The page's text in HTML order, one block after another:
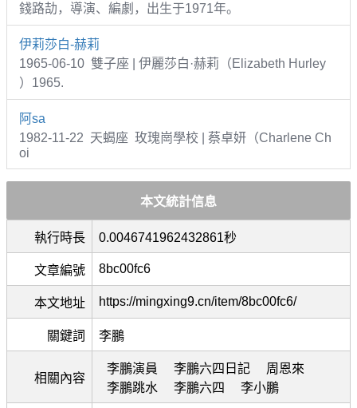
錢路劼，導演、編劇，出生于1971年。
伊莉莎白-赫莉
1965-06-10 雙子座 | 伊麗莎白·赫莉（Elizabeth Hurley
）1965.
阿sa
1982-11-22 天蝎座 玫瑰崗學校 | 蔡卓妍（Charlene Ch
oi
本文統計信息
執行時長 0.0046741962432861秒
文章編號 8bc00fc6
本文地址 https://mingxing9.cn/item/8bc00fc6/
關鍵詞 李鵬
相關內容
李鵬演員 李鵬六四日記
周恩來
李鵬跳水
李鵬六四 李小鵬